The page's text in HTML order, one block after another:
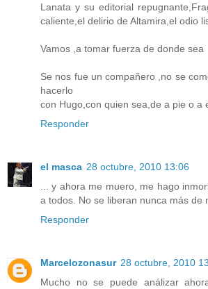
Lanata y su editorial
caliente,el delirio de Altamira,el odio
Vamos ,a tomar fuerza de donde sea
Se nos fue un compañero ,no se
hacerlo
con Hugo,con quien sea,de a pie o a
Responder
el masca 28 octubre, 2010 13:06
... y ahora me muero, me hago
a todos. No se liberan nunca más de
Responder
Marcelozonasur 28 octubre, 2010
Mucho no se puede análizar